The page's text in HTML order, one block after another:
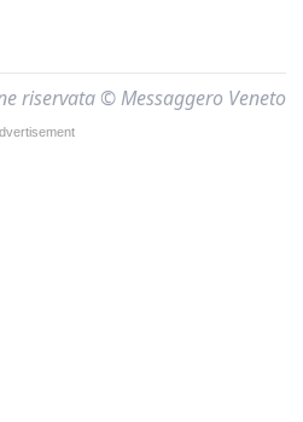
riservata © Messaggero Veneto